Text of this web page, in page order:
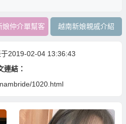
娘仲介單幫客 越南新娘親戚介紹
2019-02-04 13:36:43
連結：
1020.html